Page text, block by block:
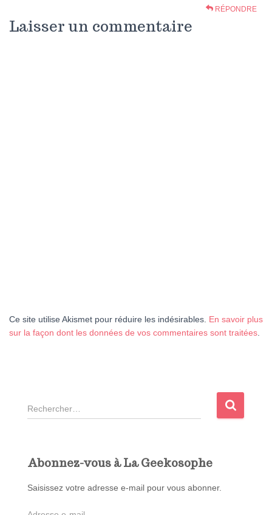
RÉPONDRE
Laisser un commentaire
Ce site utilise Akismet pour réduire les indésirables. En savoir plus
sur la façon dont les données de vos commentaires sont traitées
R
e
c
e
Abonnez-vous à La Geekosophe
Saisissez votre adresse e-mail pour vous abonner.
A